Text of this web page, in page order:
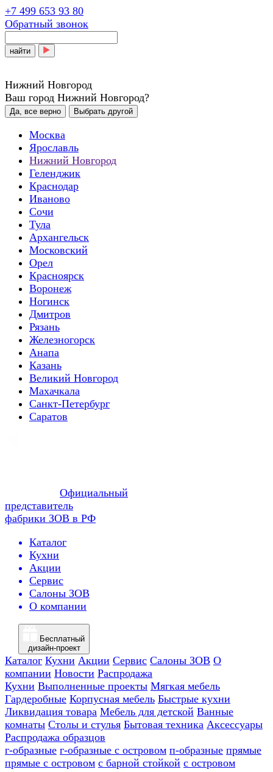
+7 499 653 93 80
Обратный звонок
найти
Нижний Новгород
Ваш город Нижний Новгород?
Да, все верно Выбрать другой
Москва
Ярославль
Нижний Новгород
Геленджик
Краснодар
Иваново
Сочи
Тула
Архангельск
Московский
Орел
Красноярск
Воронеж
Ногинск
Дмитров
Рязань
Железногорск
Анапа
Казань
Великий Новгород
Махачкала
Санкт-Петербург
Саратов
Официальный
представитель
фабрики ЗОВ в РФ
Каталог
Кухни
Акции
Сервис
Салоны ЗОВ
О компании
Бесплатный
дизайн-проект
Каталог Кухни Акции Сервис Салоны ЗОВ О
компании Новости Распродажа
Кухни Выполненные проекты Мягкая мебель
Гардеробные Корпусная мебель Быстрые кухни
Ликвидация товара Мебель для детской Ванные
комнаты Столы и стулья Бытовая техника Аксессуары
Распродажа образцов
г-образные г-образные с островом п-образные прямые
прямые с островом с барной стойкой с островом